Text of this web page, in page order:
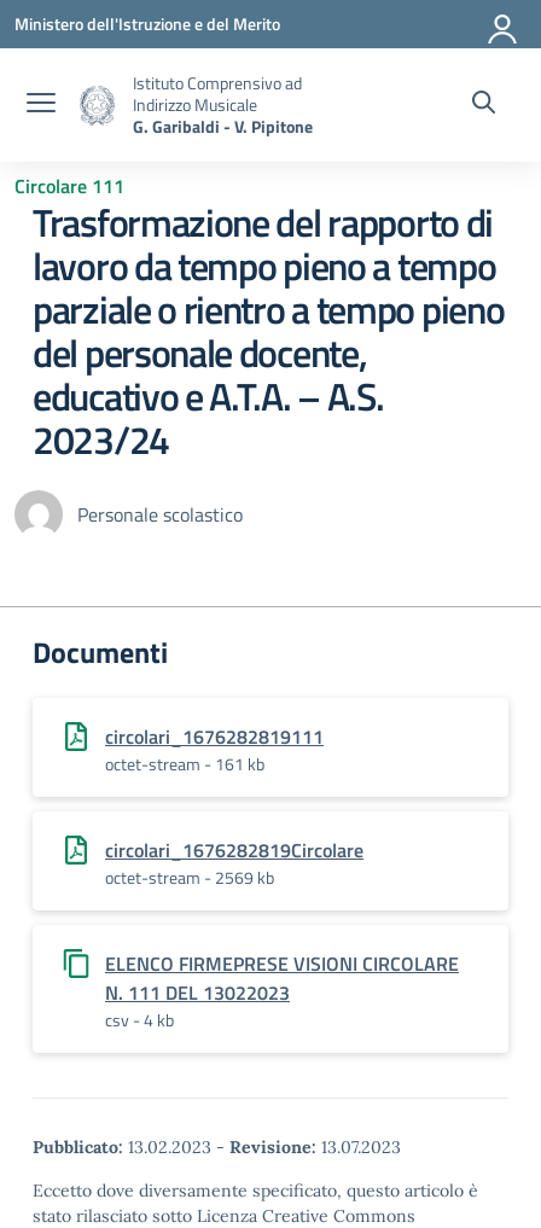
Vai ai contenuti
Vai al menu di navigazione
Vai al footer
Ministero dell'Istruzione e del Merito
Istituto Comprensivo ad
Indirizzo Musicale
G. Garibaldi - V. Pipitone
Circolare 111
Trasformazione del rapporto di
lavoro da tempo pieno a tempo
parziale o rientro a tempo pieno
del personale docente,
educativo e A.T.A. – A.S.
2023/24
Personale scolastico
Documenti
circolari_1676282819111
octet-stream - 161 kb
circolari_1676282819Circolare
octet-stream - 2569 kb
ELENCO FIRMEPRESE VISIONI CIRCOLARE
N. 111 DEL 13022023
csv - 4 kb
Pubblicato: 13.02.2023 - Revisione: 13.07.2023
Eccetto dove diversamente specificato, questo articolo è
stato rilasciato sotto Licenza Creative Commons